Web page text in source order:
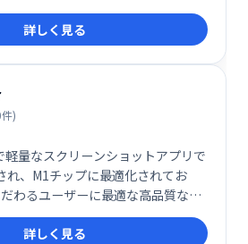
了します。より魅力的なスクリーン
ブログを彩りましょう！
詳しく見る
)
量なスクリーンショットアプリで
、M1チップに最適化されてお
わるユーザーに最適な高品質なス
を簡単に撮影できます。現在、完全
けます。
詳しく見る